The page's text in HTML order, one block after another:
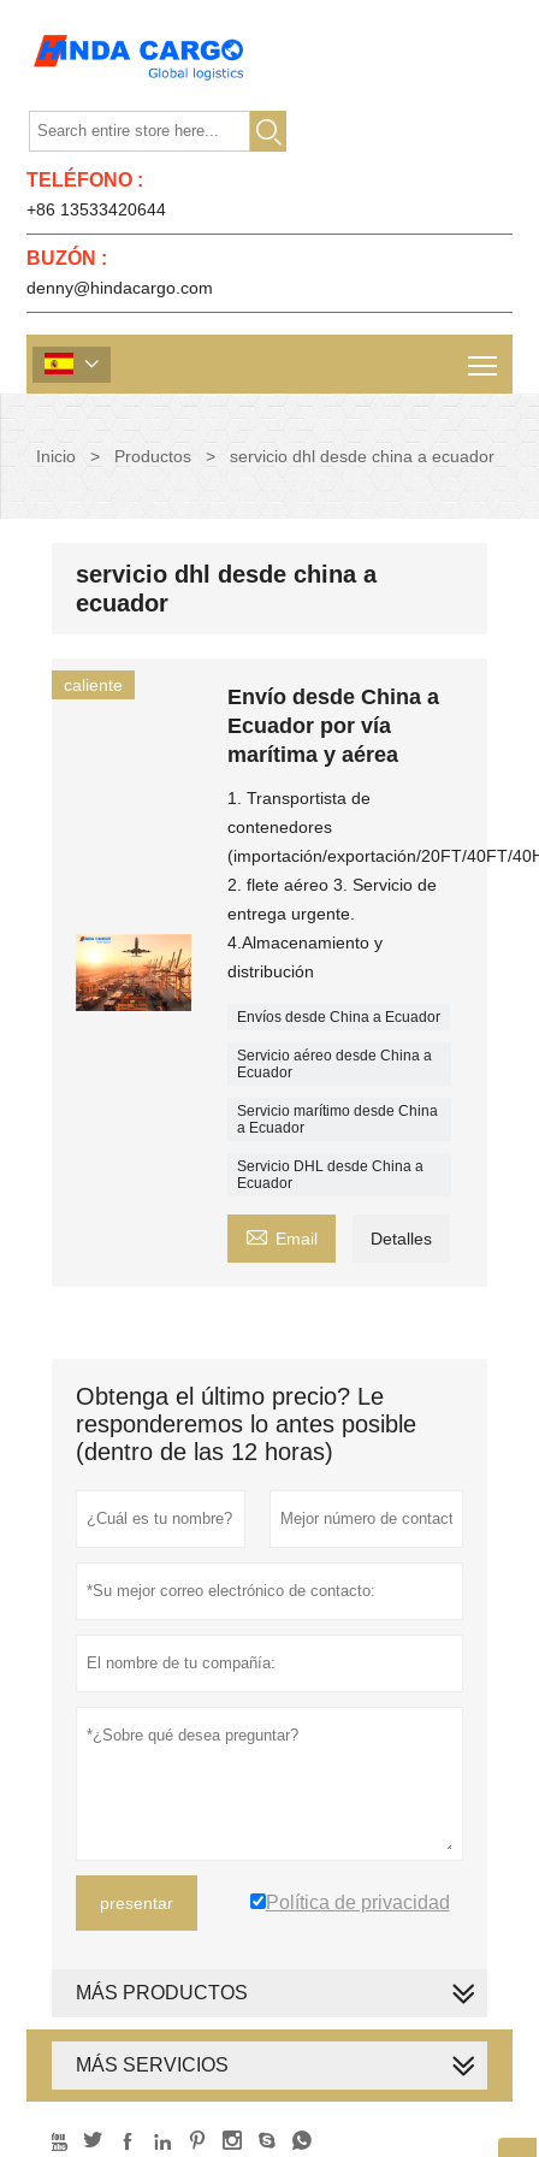

TELÉFONO :
+86 13533420644
BUZÓN :
denny@hindacargo.com

Inicio > Productos > servicio dhl desde china a ecuador
servicio dhl desde china a
ecuador
caliente
Envío desde China a
Ecuador por vía
marítima y aérea
1. Transportista de
contenedores
(importación/exportación/20FT/40FT/
2. flete aéreo 3. Servicio de
entrega urgente.
4.Almacenamiento y
distribución
Envíos desde China a Ecuador
Servicio aéreo desde China a
Ecuador
Servicio marítimo desde China
a Ecuador
Servicio DHL desde China a
Ecuador
 Email Detalles
Obtenga el último precio? Le
responderemos lo antes posible
(dentro de las 12 horas)
presentar Política de privacidad
MÁS PRODUCTOS
MÁS SERVICIOS
       